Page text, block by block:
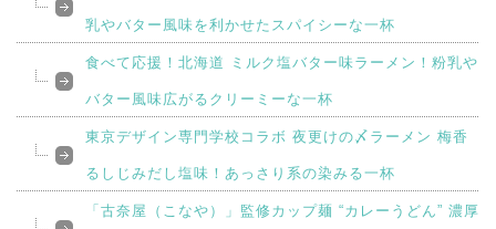
乳やバター風味を利かせたスパイシーな一杯
食べて応援！北海道 ミルク塩バター味ラーメン！粉乳や
バター風味広がるクリーミーな一杯
東京デザイン専門学校コラボ 夜更けの〆ラーメン 梅香
るしじみだし塩味！あっさり系の染みる一杯
「古奈屋（こなや）」監修カップ麺 “カレーうどん” 濃厚